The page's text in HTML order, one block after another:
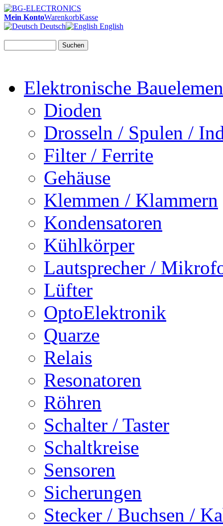
Mein KontoWarenkorbKasse
Deutsch
English
Suchen
Elektronische
Dioden
Drosseln / Spulen /
Filter / Ferrite
Gehäuse
Klemmen / Klammern
Kondensatoren
Kühlkörper
Lautsprecher /
Lüfter
OptoElektronik
Quarze
Relais
Resonatoren
Röhren
Schalter / Taster
Schaltkreise
Sensoren
Sicherungen
Stecker / Buchsen /